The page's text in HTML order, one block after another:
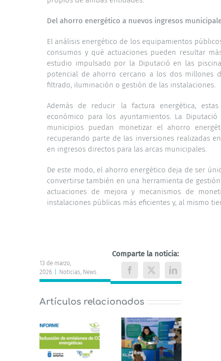
Del ahorro energético a nuevos ingresos
El análisis energético de los equipamientos
consumos y qué actuaciones pueden resultar
estudio impulsado por la Diputació en las
potencial de ahorro cercano a los dos millones
filtrado, iluminación o gestión de las instalaciones.
Además de reducir la factura energética,
económico para los ayuntamientos. La
municipios puedan monetizar el ahorro
recuperando parte de las inversiones realizadas
en ingresos directos para las arcas municipales.
De este modo, el ahorro energético deja de ser
convertirse también en una herramienta de
actuaciones de mejora y mecanismos de
instalaciones públicas más eficientes y, al mismo
13 de marzo,
2026
Noticias, News
Comparte la noticia:
Facebook
X LinkedIn
Artículos relacionados